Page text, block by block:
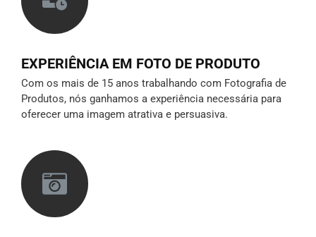
EXPERIÊNCIA EM FOTO DE PRODUTO
Com os mais de 15 anos trabalhando com Fotografia de
Produtos, nós ganhamos a experiência necessária para
oferecer uma imagem atrativa e persuasiva.